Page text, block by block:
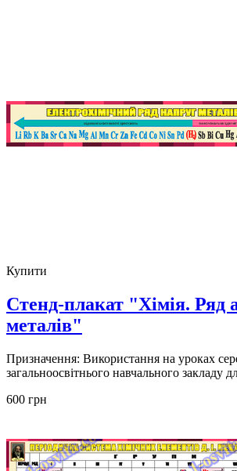
Купити
Стенд-плакат "Хімія. Ряд
металів"
Призначення: Використання на уроках
загальноосвітнього навчального закладу
600 грн